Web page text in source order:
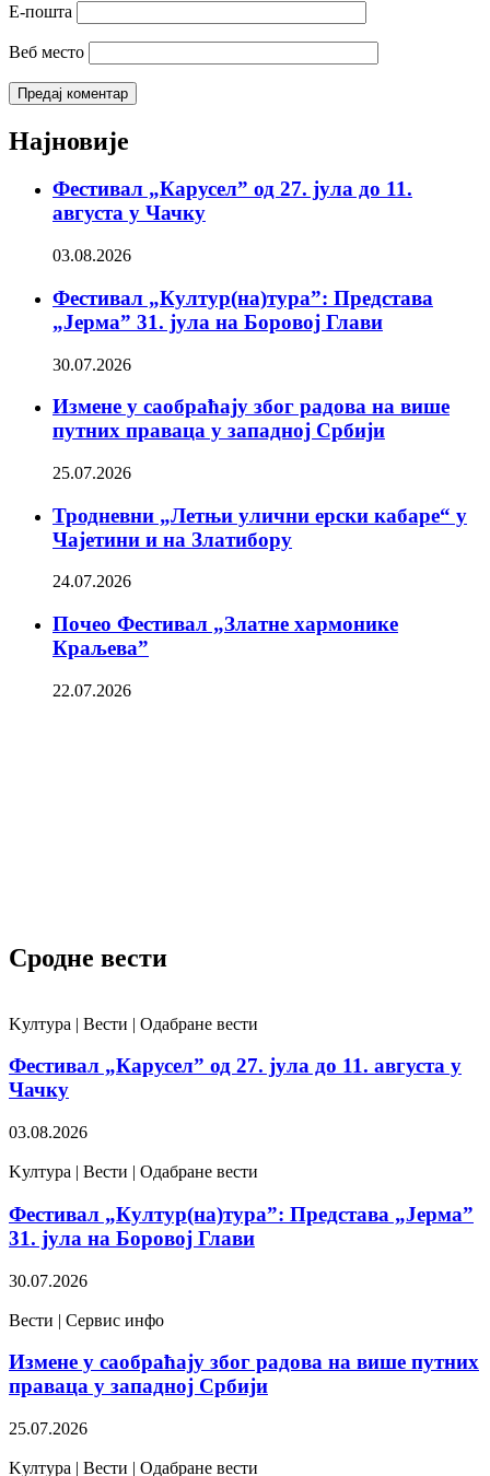
Е-пошта
Веб место
Најновије
Фестивал „Карусел” од 27. јула до 11.
августа у Чачку
03.08.2026
Фестивал „Култур(на)тура”: Представа
„Јерма” 31. јула на Боровој Глави
30.07.2026
Измене у саобраћају због радова на више
путних праваца у западној Србији
25.07.2026
Тродневни „Летњи улични ерски кабаре“ у
Чајетини и на Златибору
24.07.2026
Почео Фестивал „Златне хармонике
Краљева”
22.07.2026
Сродне вести
Kултура | Вести | Одабране вести
Фестивал „Карусел” од 27. јула до 11. августа у
Чачку
03.08.2026
Kултура | Вести | Одабране вести
Фестивал „Култур(на)тура”: Представа „Јерма”
31. јула на Боровој Глави
30.07.2026
Вести | Сервис инфо
Измене у саобраћају због радова на више путних
праваца у западној Србији
25.07.2026
Kултура | Вести | Одабране вести